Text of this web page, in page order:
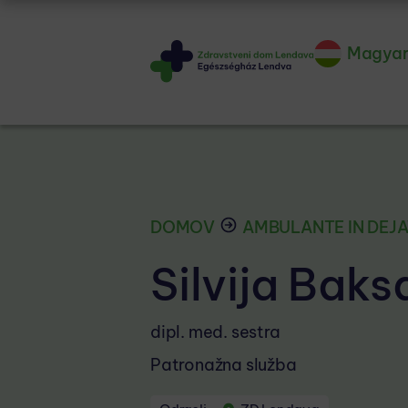
Magyar
DOMOV AMBULANTE IN
Silvija
dipl. med. sestra
Patronažna služba